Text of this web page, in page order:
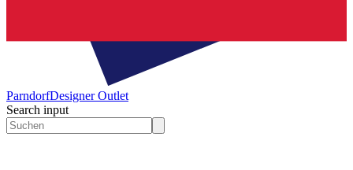
ParndorfDesigner Outlet
Search input